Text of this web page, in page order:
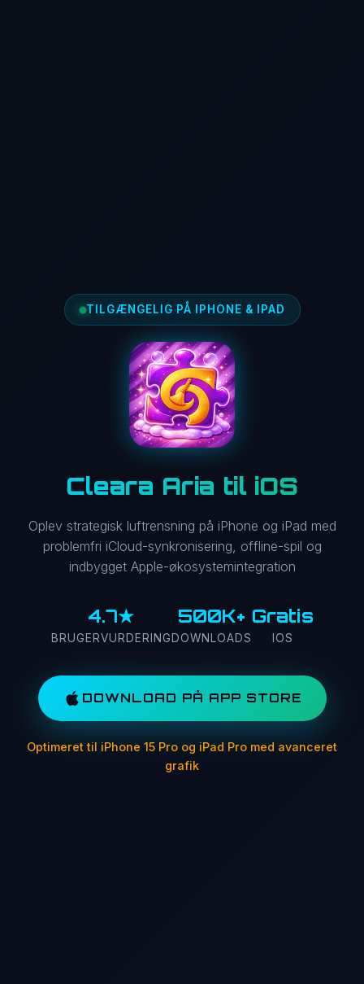
TILGÆNGELIG PÅ IPHONE & IPAD
Cleara Aria til iOS
Oplev strategisk luftrensning på iPhone og iPad med
problemfri iCloud-synkronisering, offline-spil og
indbygget Apple-økosystemintegration
4.7★
BRUGERVURDERING
500K+
DOWNLOADS
Gratis
IOS
DOWNLOAD PÅ APP STORE
Optimeret til iPhone 15 Pro og iPad Pro med avanceret
grafik